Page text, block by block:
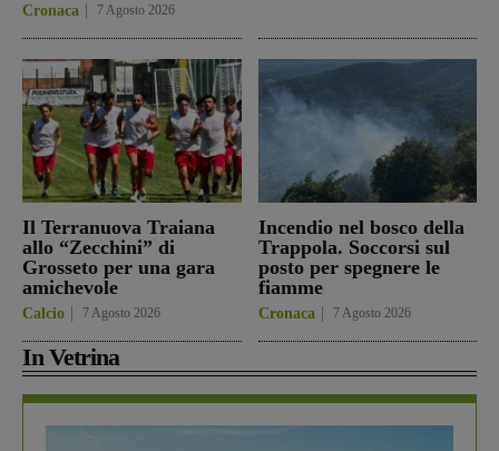
Cronaca 7 Agosto 2026
Il Terranuova Traiana
allo “Zecchini” di
Grosseto per una gara
amichevole
Calcio 7 Agosto 2026
Incendio nel bosco della
Trappola. Soccorsi sul
posto per spegnere le
fiamme
Cronaca 7 Agosto 2026
In Vetrina